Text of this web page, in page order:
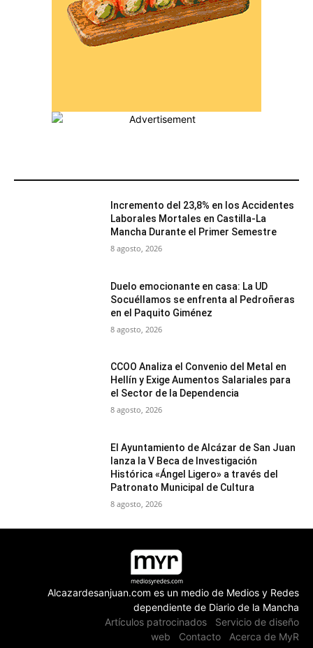
Incremento del 23,8% en los Accidentes
Laborales Mortales en Castilla-La
Mancha Durante el Primer Semestre
8 agosto, 2026
Duelo emocionante en casa: La UD
Socuéllamos se enfrenta al Pedroñeras
en el Paquito Giménez
8 agosto, 2026
CCOO Analiza el Convenio del Metal en
Hellín y Exige Aumentos Salariales para
el Sector de la Dependencia
8 agosto, 2026
El Ayuntamiento de Alcázar de San Juan
lanza la V Beca de Investigación
Histórica «Ángel Ligero» a través del
Patronato Municipal de Cultura
8 agosto, 2026
Alcazardesanjuan.com es un medio de Medios y Redes
dependiente de Diario de la Mancha
Artículos patrocinados
Servicio de diseño
web
Contacto Acerca de MyR